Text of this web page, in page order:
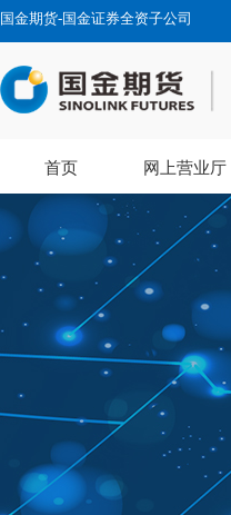
国金期货-国金证券全资子公司
首页 网上营业厅